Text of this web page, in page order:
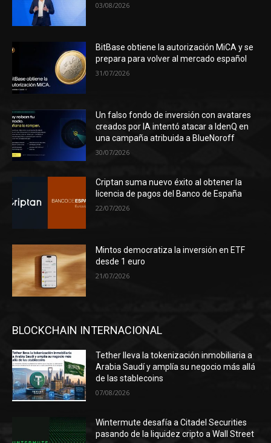
03/08/2026
BitBase obtiene la autorización MiCA y se
prepara para volver al mercado español
31/07/2026
Un falso fondo de inversión con avatares
creados por IA intentó atacar a IdenQ en
una campaña atribuida a BlueNoroff
30/07/2026
Criptan suma nuevo éxito al obtener la
licencia de pagos del Banco de España
22/07/2026
Mintos democratiza la inversión en ETF
desde 1 euro
21/07/2026
BLOCKCHAIN INTERNACIONAL
Tether lleva la tokenización inmobiliaria a
Arabia Saudí y amplía su negocio más allá
de las stablecoins
07/08/2026
Wintermute desafía a Citadel Securities
pasando de la liquidez cripto a Wall Street